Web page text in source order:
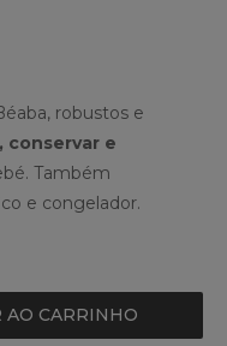
robustos e
conservar e
Também
e congelador.
AO CARRINHO